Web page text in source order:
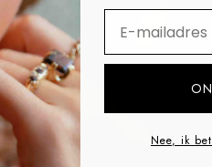
Nee, ik